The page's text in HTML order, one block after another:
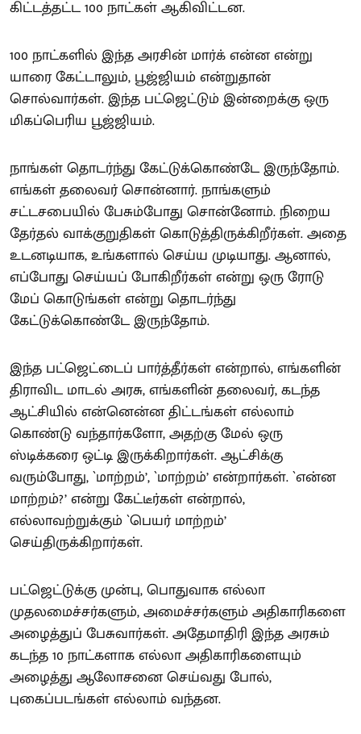
கிட்டத்தட்ட 100 நாட்கள் ஆகிவிட்டன.
100 நாட்களில் இந்த அரசின் மார்க் என்ன என்று
யாரை கேட்டாலும், பூஜ்ஜியம் என்றுதான்
சொல்வார்கள். இந்த பட்ஜெட்டும் இன்றைக்கு ஒரு
மிகப்பெரிய பூஜ்ஜியம்.
நாங்கள் தொடர்ந்து கேட்டுக்கொண்டே இருந்தோம்.
எங்கள் தலைவர் சொன்னார். நாங்களும்
சட்டசபையில் பேசும்போது சொன்னோம். நிறைய
தேர்தல் வாக்குறுதிகள் கொடுத்திருக்கிறீர்கள். அதை
உடனடியாக, உங்களால் செய்ய முடியாது. ஆனால்,
எப்போது செய்யப் போகிறீர்கள் என்று ஒரு ரோடு
மேப் கொடுங்கள் என்று தொடர்ந்து
கேட்டுக்கொண்டே இருந்தோம்.
இந்த பட்ஜெட்டைப் பார்த்தீர்கள் என்றால், எங்களின்
திராவிட மாடல் அரசு, எங்களின் தலைவர், கடந்த
ஆட்சியில் என்னென்ன திட்டங்கள் எல்லாம்
கொண்டு வந்தார்களோ, அதற்கு மேல் ஒரு
ஸ்டிக்கரை ஒட்டி இருக்கிறார்கள். ஆட்சிக்கு
வரும்போது, `மாற்றம்’, `மாற்றம்’ என்றார்கள். `என்ன
மாற்றம்?’ என்று கேட்டீர்கள் என்றால்,
எல்லாவற்றுக்கும் `பெயர் மாற்றம்’
செய்திருக்கிறார்கள்.
பட்ஜெட்டுக்கு முன்பு, பொதுவாக எல்லா
முதலமைச்சர்களும், அமைச்சர்களும் அதிகாரிகளை
அழைத்துப் பேசுவார்கள். அதேமாதிரி இந்த அரசும்
கடந்த 10 நாட்களாக எல்லா அதிகாரிகளையும்
அழைத்து ஆலோசனை செய்வது போல்,
புகைப்படங்கள் எல்லாம் வந்தன.